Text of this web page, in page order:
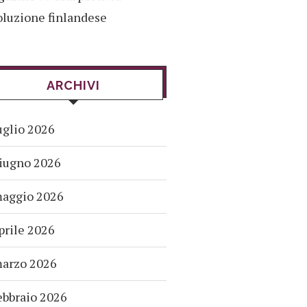
finlandese
ARCHIVI
2026
2026
2026
2026
2026
2026